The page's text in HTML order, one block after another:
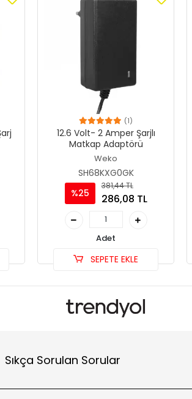
(1)
12.6 Volt- 2 Amper Şarjlı
Matkap Adaptörü
Weko
SH68KXG0GK
%25
381,44 TL
286,08 TL
Adet
SEPETE EKLE
Sıkça Sorulan Sorular